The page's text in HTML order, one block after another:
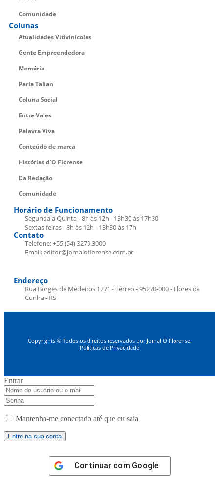
Comunidade
Colunas
Atualidades Vitivinícolas
Gente Empreendedora
Memória
Parla Talian
Coluna Social
Entre Vales
Palavra Viva
Conteúdo de marca
Histórias d’O Florense
Da Redação
Comunidade
Horário de Funcionamento
Segunda a Quinta - 8h às 12h - 13h30 às 17h30
Sextas-feiras - 8h às 12h - 13h30 às 17h
Contato
Telefone: +55 (54) 3279.3000
Email: editor@jornaloflorense.com.br
Endereço
Rua Borges de Medeiros 1771 - Térreo - 95270-000 - Flores da
Cunha - RS
Copyrights © Todos os direitos reservados por Jornal O Florense.
Políticas de Privacidade
Entrar
Mantenha-me conectado até que eu saia
Continuar com Google